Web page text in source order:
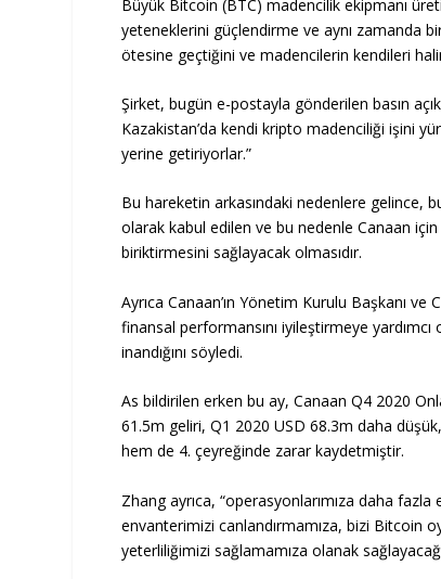
Büyük Bitcoin (BTC) madencilik ekipmanı
yeteneklerini güçlendirme ve aynı zamanda
ötesine geçtiğini ve madencilerin kendileri
Şirket, bugün e-postayla gönderilen basın
Kazakistan’da kendi kripto madenciliği işini
yerine getiriyorlar.”
Bu hareketin arkasındaki nedenlere gelince,
olarak kabul edilen ve bu nedenle Canaan
biriktirmesini sağlayacak olmasıdır.
Ayrıca Canaan’ın Yönetim Kurulu Başkanı
finansal performansını iyileştirmeye
inandığını söyledi.
As bildirilen erken bu ay, Canaan Q4 2020
61.5m geliri, Q1 2020 USD 68.3m daha
hem de 4. çeyreğinde zarar kaydetmiştir.
Zhang ayrıca, “operasyonlarımıza daha
envanterimizi canlandırmamıza, bizi Bitcoin
yeterliliğimizi sağlamamıza olanak